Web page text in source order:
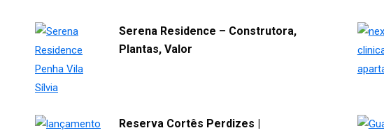
Serena Residence – Construtora,
Plantas, Valor
Reserva Cortês Perdizes |